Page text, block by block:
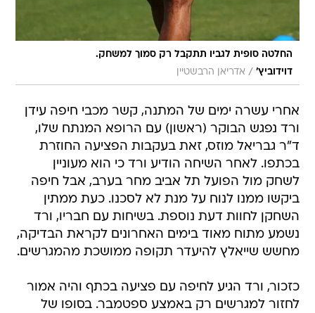
החלטה סופית לגביו תתקבל רק סמוך למשחק.
דוידוביץ' / אדריאן הרבשטיין
אחרי עשרה ימים של המתנה, קשר מכבי חיפה עידן
ורד נפגש הבוקר (ראשון) עם הרופא המנתח שלו,
ד"ר גבריאל מוזס, זאת בעקבות הפציעה החוזרת
בכתפו. לאחר השיחה הודיע ורד כי הוא מעוניין
לשחק מול הפועל תל אביב מחר בערב, אבל חיפה
ביקשו ממנו לנוח על מנת לא לסכנו. כעת ממתין
השחקן לחוות דעת נוספת. בשיחות עם חבריו, ורד
נשמע מתוח מאוד בימים האחרונים לקראת הבדיקה,
מחשש שייאלץ להיעדר תקופה ממושכת מהמגרשים.
כזכור, ורד הגיע לחיפה עם פציעה בכתף והיה אמור
לחזור למגרשים רק באמצע ספטמבר. בסופו של